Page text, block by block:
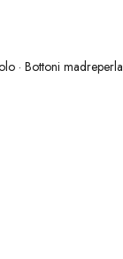
· Bottoni madreperla
€.
€.